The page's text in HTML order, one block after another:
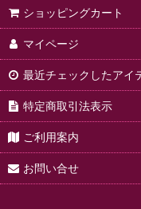
ショッピングカート
マイページ
最近チェックしたアイ
特定商取引法表示
ご利用案内
お問い合せ